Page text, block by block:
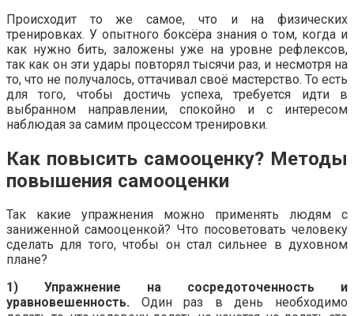
Происходит то же самое, что и на физических
тренировках. У опытного боксёра знания о том, когда и
как нужно бить, заложены уже на уровне рефлексов,
так как он эти удары повторял тысячи раз, и несмотря на
то, что не получалось, оттачивал своё мастерство. То есть
для того, чтобы достичь успеха, требуется идти в
выбранном направлении, спокойно и с интересом
наблюдая за самим процессом тренировки.
Как повысить самооценку? Методы
повышения самооценки
Так какие упражнения можно применять людям с
заниженной самооценкой? Что посоветовать человеку
сделать для того, чтобы он стал сильнее в духовном
плане?
1) Упражнение на сосредоточенность и
уравновешенность. Один раз в день необходимо